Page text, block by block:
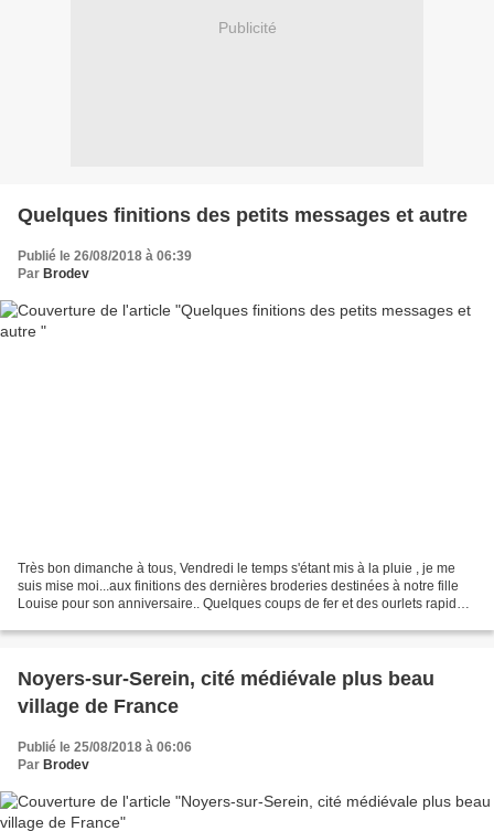
Publicité
Quelques finitions des petits messages et autre
Publié le 26/08/2018 à 06:39
Par Brodev
Très bon dimanche à tous, Vendredi le temps s'étant mis à la pluie , je me
suis mise moi...aux finitions des dernières broderies destinées à notre fille
Louise pour son anniversaire.. Quelques coups de fer et des ourlets rapides
Noyers-sur-Serein, cité médiévale plus beau
village de France
Publié le 25/08/2018 à 06:06
Par Brodev